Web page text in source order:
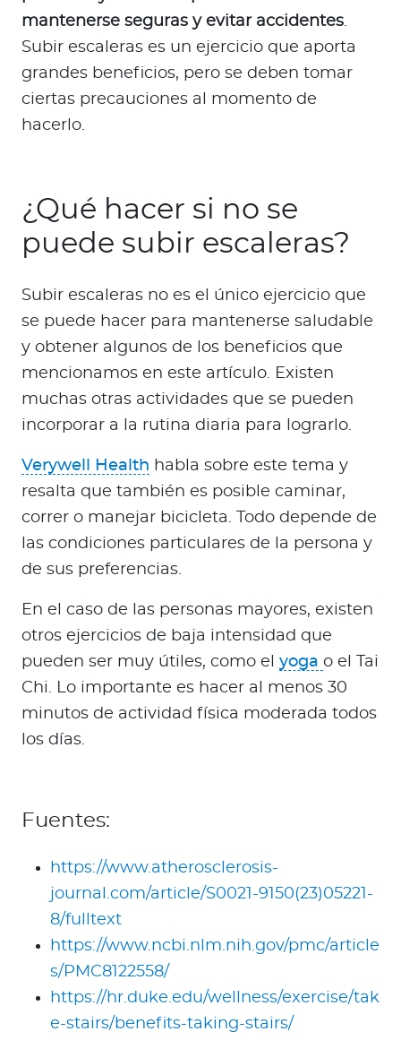
mantenerse seguras y evitar accidentes.
Subir escaleras es un ejercicio que aporta
grandes beneficios, pero se deben tomar
ciertas precauciones al momento de
hacerlo.
¿Qué hacer si no se
puede subir escaleras?
Subir escaleras no es el único ejercicio que
se puede hacer para mantenerse saludable
y obtener algunos de los beneficios que
mencionamos en este artículo. Existen
muchas otras actividades que se pueden
incorporar a la rutina diaria para lograrlo.
Verywell Health habla sobre este tema y
resalta que también es posible caminar,
correr o manejar bicicleta. Todo depende de
las condiciones particulares de la persona y
de sus preferencias.
En el caso de las personas mayores, existen
otros ejercicios de baja intensidad que
pueden ser muy útiles, como el yoga o el Tai
Chi. Lo importante es hacer al menos 30
minutos de actividad física moderada todos
los días.
Fuentes:
https://www.atherosclerosis-
journal.com/article/S0021-9150(23)05221-
8/fulltext
https://www.ncbi.nlm.nih.gov/pmc/article
s/PMC8122558/
https://hr.duke.edu/wellness/exercise/tak
e-stairs/benefits-taking-stairs/